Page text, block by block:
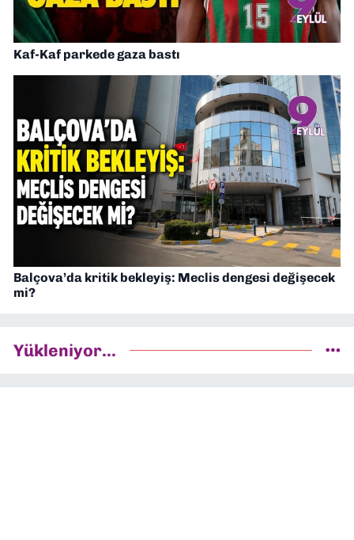
Kaf-Kaf parkede gaza bastı
Balçova’da kritik bekleyiş: Meclis dengesi değişecek
mi?
Yükleniyor...